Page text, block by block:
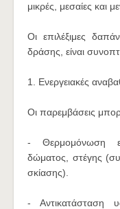
μικρές, μεσαίες και
Οι επιλέξιμες
δράσης, είναι
1. Ενεργειακές
Οι παρεμβάσεις
- Θερμομόνωση
δώματος, στέγης
σκίασης).
- Αντικατάσταση